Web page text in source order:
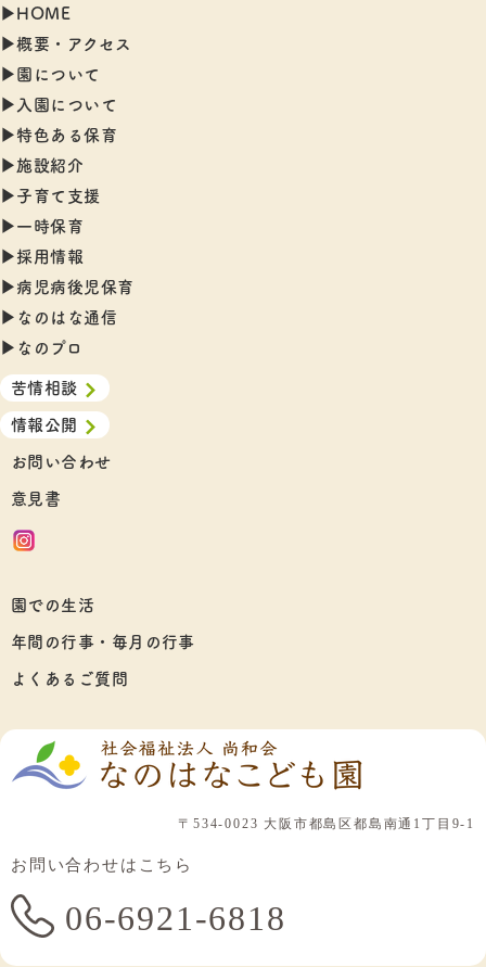
▶︎HOME
▶︎概要・アクセス
▶︎園について
▶︎入園について
▶︎特色ある保育
▶︎施設紹介
▶︎子育て支援
▶︎一時保育
▶︎採用情報
▶︎病児病後児保育
▶︎なのはな通信
▶︎なのプロ
苦情相談
情報公開
お問い合わせ
意見書
園での生活
年間の行事・毎月の行事
よくあるご質問
〒534-0023 大阪市都島区都島南通1丁目9-1
お問い合わせはこちら
06-6921-6818